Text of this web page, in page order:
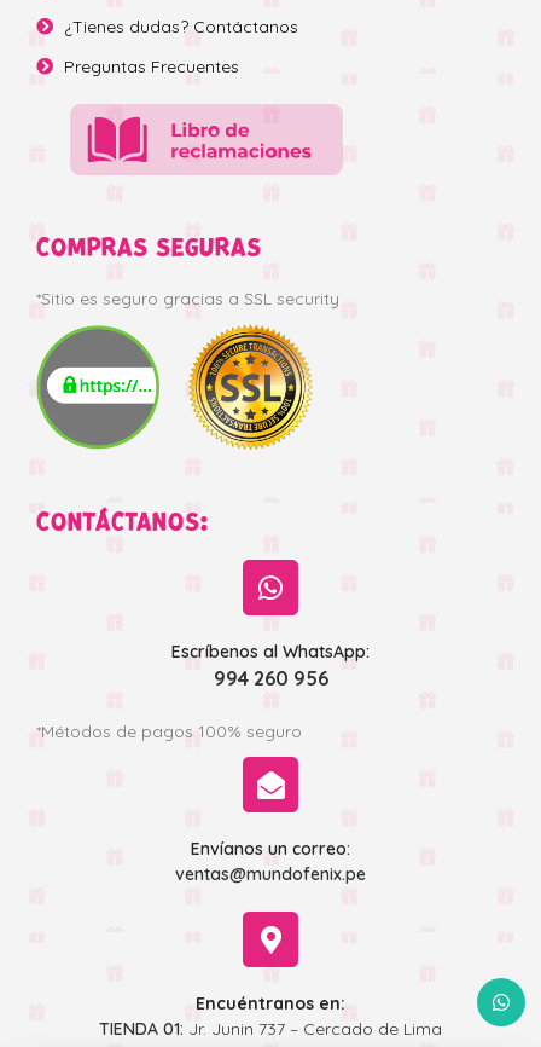
¿Tienes dudas? Contáctanos
Preguntas Frecuentes
COMPRAS SEGURAS
*Sitio es seguro gracias a SSL security
CONTÁCTANOS:
Escríbenos al WhatsApp:
994 260 956
*Métodos de pagos 100% seguro
Envíanos un correo:
ventas@mundofenix.pe
Encuéntranos en:
TIENDA 01: Jr. Junin 737 – Cercado de Lima